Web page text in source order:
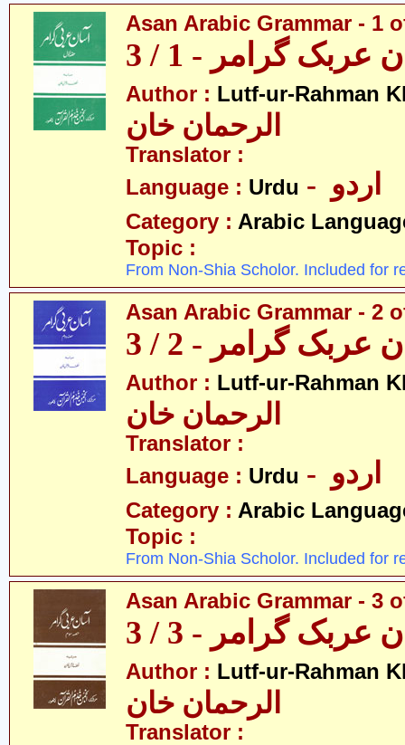
Asan Arabic Grammar - 1
عربک گرامر - 1 / 3
Author : Lutf-ur-Rahman
الرحمان خان
Translator :
Language : Urdu
Category : Arabic
Topic :
From Non-Shia Scholor. Included for
Asan Arabic Grammar - 2
عربک گرامر - 2 / 3
Author : Lutf-ur-Rahman
الرحمان خان
Translator :
Language : Urdu
Category : Arabic
Topic :
From Non-Shia Scholor. Included for
Asan Arabic Grammar - 3
عربک گرامر - 3 / 3
Author : Lutf-ur-Rahman
الرحمان خان
Translator :